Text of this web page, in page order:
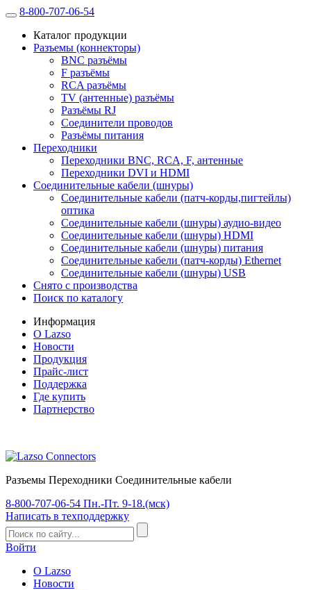
8-800-707-06-54
Каталог продукции
Разъемы (коннекторы)
BNC разъёмы
F разъёмы
RCA разъёмы
TV (антенные) разъёмы
Разъёмы RJ
Соединители проводов
Разъёмы питания
Переходники
Переходники BNC, RCA, F, антенные
Переходники DVI и HDMI
Соединительные кабели (шнуры)
Соединительные кабели (патч-корды,пигтейлы)
оптика
Соединительные кабели (шнуры) аудио-видео
Соединительные кабели (шнуры) HDMI
Соединительные кабели (шнуры) питания
Соединительные кабели (патч-корды) Ethernet
Соединительные кабели (шнуры) USB
Снято с производства
Поиск по каталогу
Информация
О Lazso
Новости
Продукция
Прайс-лист
Поддержка
Где купить
Партнерство
Разъемы Переходники Соединительные кабели
8-800-707-06-54 Пн.-Пт. 9-18.(мск)
Написать в техподдержку
Войти
О Lazso
Новости